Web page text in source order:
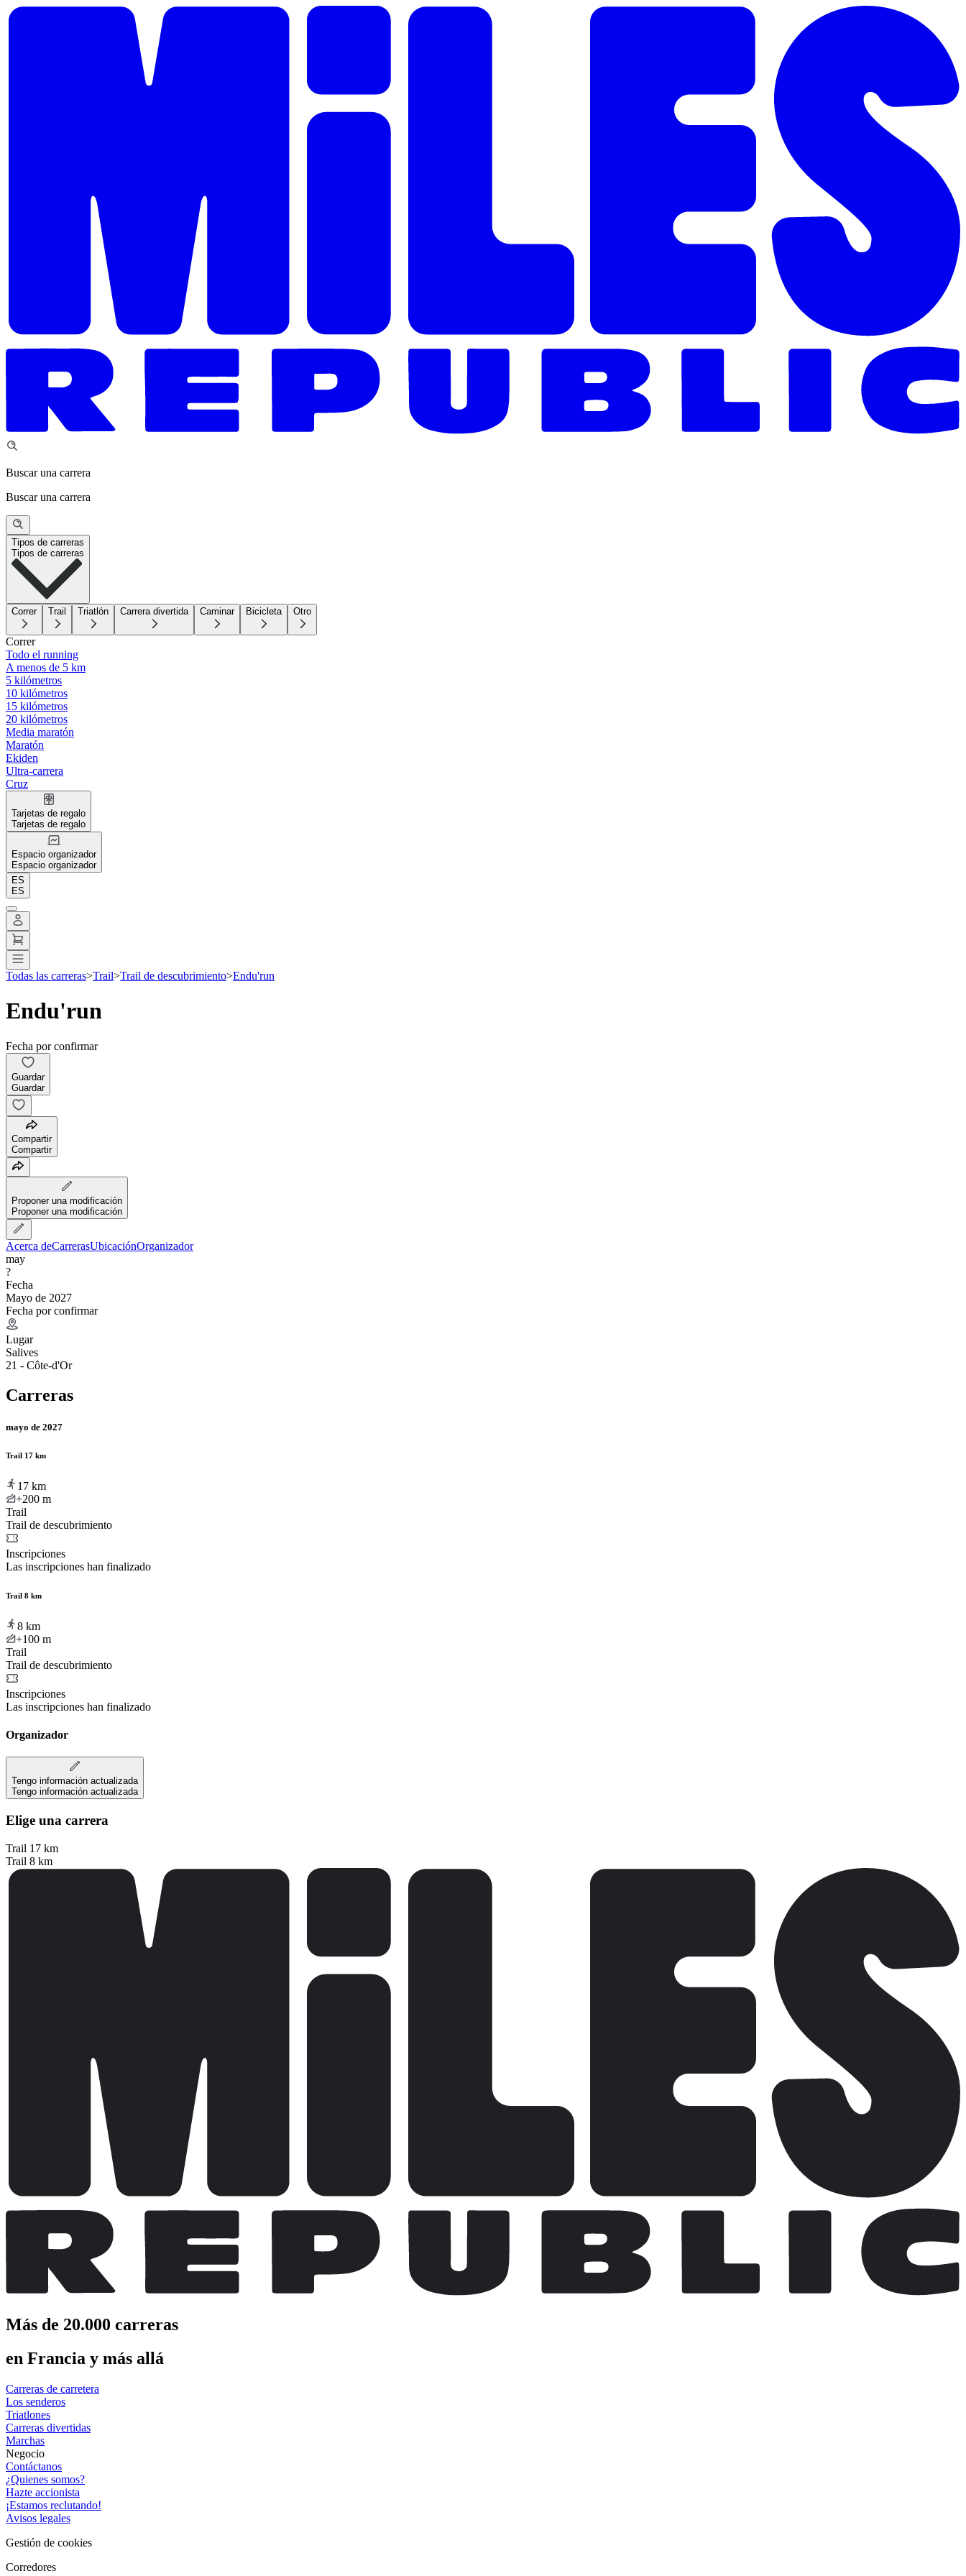
Buscar una carrera
Buscar una carrera
Tipos de carreras
Tipos de carreras
Correr Trail Triatlón Carrera divertida Caminar Bicicleta Otro
Correr
Todo el running
A menos de 5 km
5 kilómetros
10 kilómetros
15 kilómetros
20 kilómetros
Media maratón
Maratón
Ekiden
Ultra-carrera
Cruz
Tarjetas de regalo
Tarjetas de regalo
Espacio organizador
Espacio organizador
ES
ES
Todas las carreras>Trail>Trail de descubrimiento>Endu'run
Endu'run
Fecha por confirmar
Guardar
Guardar
Compartir
Compartir
Proponer una modificación
Proponer una modificación
Acerca deCarrerasUbicaciónOrganizador
may
?
Fecha
Mayo de 2027
Fecha por confirmar
Lugar
Salives
21 - Côte-d'Or
Carreras
mayo de 2027
Trail 17 km
17 km
+200 m
Trail
Trail de descubrimiento
Inscripciones
Las inscripciones han finalizado
Trail 8 km
8 km
+100 m
Trail
Trail de descubrimiento
Inscripciones
Las inscripciones han finalizado
Organizador
Tengo información actualizada
Tengo información actualizada
Elige una carrera
Trail 17 km
Trail 8 km
Más de 20.000 carreras
en Francia y más allá
Carreras de carretera
Los senderos
Triatlones
Carreras divertidas
Marchas
Negocio
Contáctanos
¿Quienes somos?
Hazte accionista
¡Estamos reclutando!
Avisos legales
Gestión de cookies
Corredores